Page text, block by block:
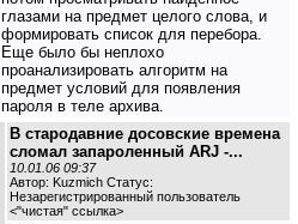
глазами на предмет целого слова, и
формировать список для перебора.
Еще было бы неплохо
проанализировать алгоритм на
предмет условий для появления
пароля в теле архива.
В стародавние досовские времена
сломал запароленный ARJ -...
10.01.06 09:37
Автор: Kuzmich Статус:
Незарегистрированный пользователь
<"чистая" ссылка>